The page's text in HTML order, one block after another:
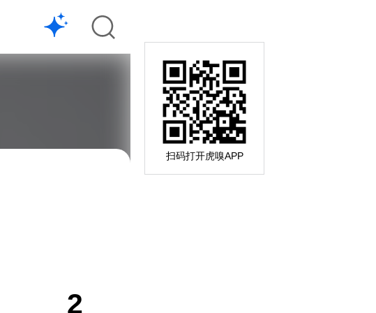
扫码打开虎嗅APP
2